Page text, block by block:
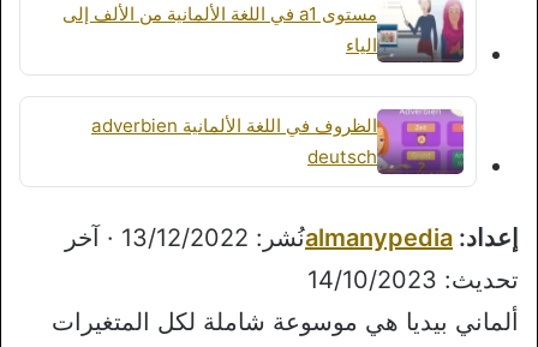
مستوى a1 في اللغة الألمانية من الألف إلى
الياء
الظروف في اللغة الألمانية adverbien
deutsch
إعداد: almanypedia
نُشر: 13/12/2022 · آخر
تحديث: 14/10/2023
ألماني بيديا هي موسوعة شاملة لكل المتغيرات